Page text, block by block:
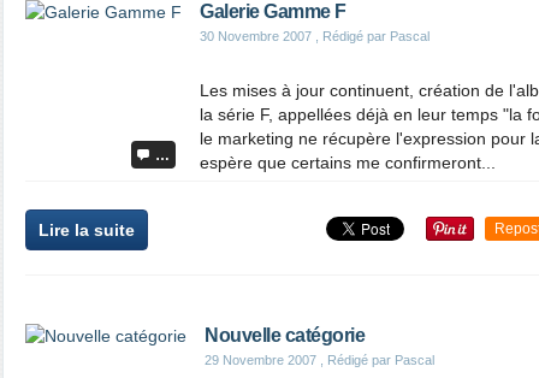
…
Galerie Gamme F
30 Novembre 2007 , Rédigé par Pascal
Les mises à jour continuent, création de
la série F, appellées déjà en leur temps "la
le marketing ne récupère l'expression pour
espère que certains me confirmeront...
Lire la suite
Nouvelle catégorie
29 Novembre 2007 , Rédigé par Pascal